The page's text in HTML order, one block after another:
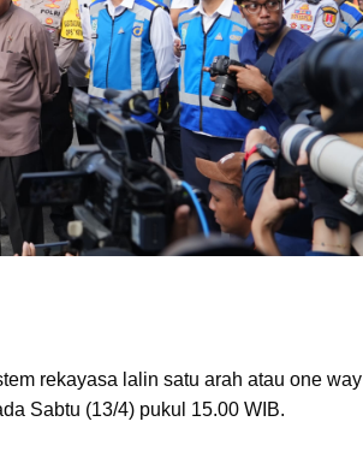
rekayasa lalin satu arah atau one way
Sabtu (13/4) pukul 15.00 WIB.